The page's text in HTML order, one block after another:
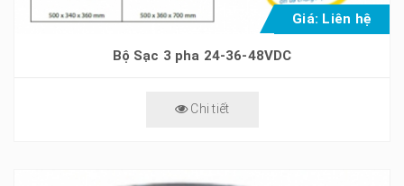
Giá: Liên hệ
Bộ Sạc 3 pha 24-36-48VDC
Chi tiết